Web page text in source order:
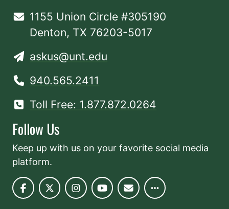
1155 Union Circle #305190
Denton, TX 76203-5017
askus@unt.edu
940.565.2411
Toll Free: 1.877.872.0264
Follow Us
Keep up with us on your favorite social media
platform.